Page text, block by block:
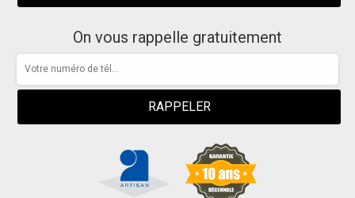
On vous rappelle gratuitement